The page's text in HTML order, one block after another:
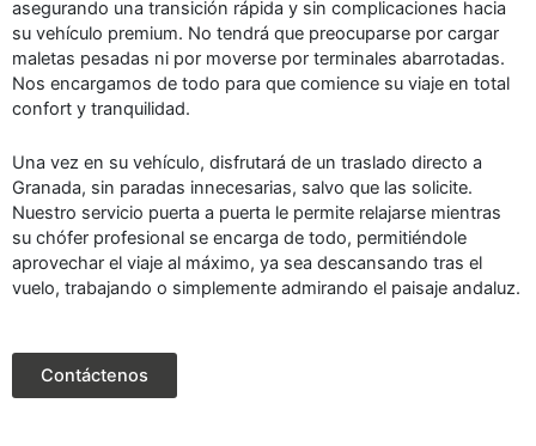
asegurando una transición rápida y sin complicaciones hacia
su vehículo premium. No tendrá que preocuparse por cargar
maletas pesadas ni por moverse por terminales abarrotadas.
Nos encargamos de todo para que comience su viaje en total
confort y tranquilidad.
Una vez en su vehículo, disfrutará de un traslado directo a
Granada, sin paradas innecesarias, salvo que las solicite.
Nuestro servicio puerta a puerta le permite relajarse mientras
su chófer profesional se encarga de todo, permitiéndole
aprovechar el viaje al máximo, ya sea descansando tras el
vuelo, trabajando o simplemente admirando el paisaje andaluz.
Contáctenos